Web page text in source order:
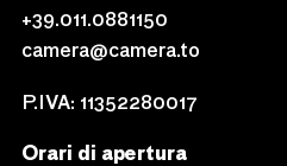
+39.011.0881150
camera@camera.to
P.IVA: 11352280017
Orari di apertura